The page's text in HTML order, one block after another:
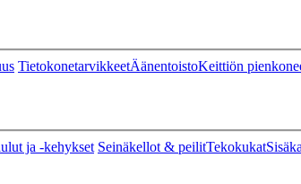
TietokonetarvikkeetÄänentoistoKeittiön
ja -kehykset Seinäkellot & peilitTekokukat